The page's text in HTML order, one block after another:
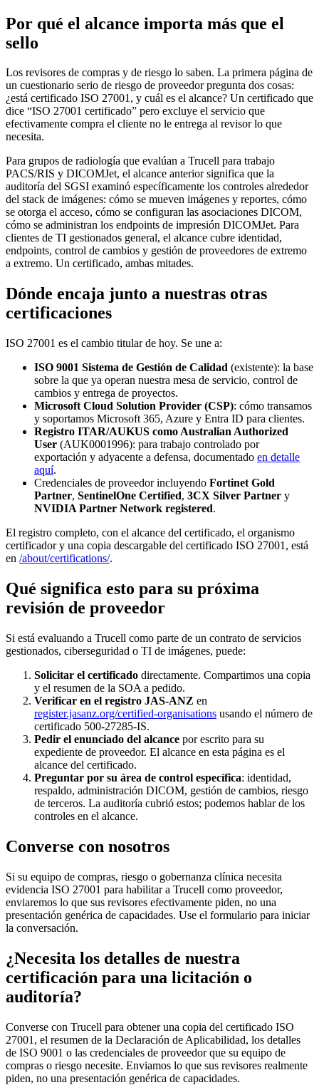
Por qué el alcance importa más que el
sello
Los revisores de compras y de riesgo lo saben. La primera página de
un cuestionario serio de riesgo de proveedor pregunta dos cosas:
¿está certificado ISO 27001, y cuál es el alcance? Un certificado que
dice “ISO 27001 certificado” pero excluye el servicio que
efectivamente compra el cliente no le entrega al revisor lo que
necesita.
Para grupos de radiología que evalúan a Trucell para trabajo
PACS/RIS y DICOMJet, el alcance anterior significa que la
auditoría del SGSI examinó específicamente los controles alrededor
del stack de imágenes: cómo se mueven imágenes y reportes, cómo
se otorga el acceso, cómo se configuran las asociaciones DICOM,
cómo se administran los endpoints de impresión DICOMJet. Para
clientes de TI gestionados general, el alcance cubre identidad,
endpoints, control de cambios y gestión de proveedores de extremo
a extremo. Un certificado, ambas mitades.
Dónde encaja junto a nuestras otras
certificaciones
ISO 27001 es el cambio titular de hoy. Se une a:
ISO 9001 Sistema de Gestión de Calidad (existente): la base
sobre la que ya operan nuestra mesa de servicio, control de
cambios y entrega de proyectos.
Microsoft Cloud Solution Provider (CSP): cómo transamos
y soportamos Microsoft 365, Azure y Entra ID para clientes.
Registro ITAR/AUKUS como Australian Authorized
User (AUK0001996): para trabajo controlado por
exportación y adyacente a defensa, documentado en detalle
aquí.
Credenciales de proveedor incluyendo Fortinet Gold
Partner, SentinelOne Certified, 3CX Silver Partner y
NVIDIA Partner Network registered.
El registro completo, con el alcance del certificado, el organismo
certificador y una copia descargable del certificado ISO 27001, está
en /about/certifications/.
Qué significa esto para su próxima
revisión de proveedor
Si está evaluando a Trucell como parte de un contrato de servicios
gestionados, ciberseguridad o TI de imágenes, puede:
Solicitar el certificado directamente. Compartimos una copia
y el resumen de la SOA a pedido.
Verificar en el registro JAS-ANZ en
register.jasanz.org/certified-organisations usando el número de
certificado 500-27285-IS.
Pedir el enunciado del alcance por escrito para su
expediente de proveedor. El alcance en esta página es el
alcance del certificado.
Preguntar por su área de control específica: identidad,
respaldo, administración DICOM, gestión de cambios, riesgo
de terceros. La auditoría cubrió estos; podemos hablar de los
controles en el alcance.
Converse con nosotros
Si su equipo de compras, riesgo o gobernanza clínica necesita
evidencia ISO 27001 para habilitar a Trucell como proveedor,
enviaremos lo que sus revisores efectivamente piden, no una
presentación genérica de capacidades. Use el formulario para iniciar
la conversación.
¿Necesita los detalles de nuestra
certificación para una licitación o
auditoría?
Converse con Trucell para obtener una copia del certificado ISO
27001, el resumen de la Declaración de Aplicabilidad, los detalles
de ISO 9001 o las credenciales de proveedor que su equipo de
compras o riesgo necesite. Enviamos lo que sus revisores realmente
piden, no una presentación genérica de capacidades.